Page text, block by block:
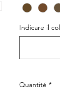
Indicare il
Quantité *